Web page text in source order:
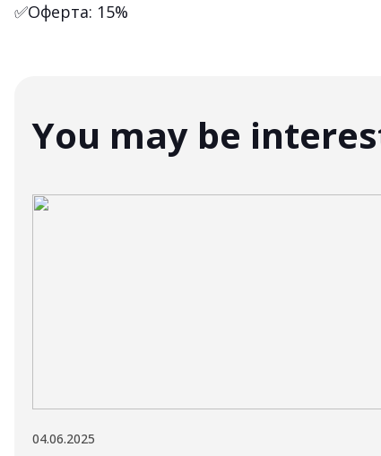
✅Оферта: 15%
You may be
04.06.2025